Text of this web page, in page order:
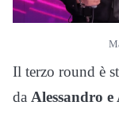
Il terzo round è
da Alessandro e